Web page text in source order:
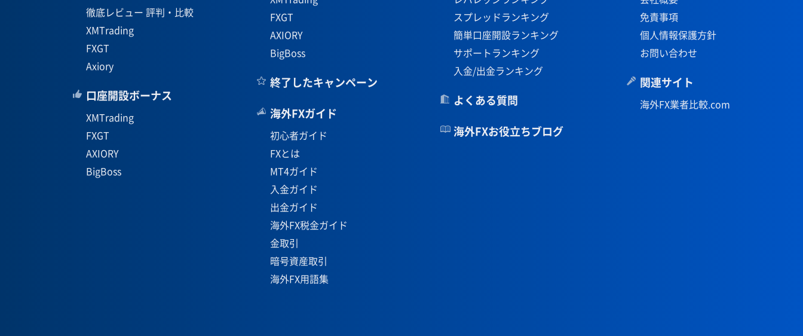
徹底レビュー 評判・比較
XMTrading
FXGT
Axiory
口座開設ボーナス
XMTrading
FXGT
AXIORY
BigBoss
FXGT
AXIORY
BigBoss
終了したキャンペーン
海外FXガイド
初心者ガイド
FXとは
MT4ガイド
入金ガイド
出金ガイド
海外FX税金ガイド
金取引
暗号資産取引
海外FX用語集
スプレッドランキング
簡単口座開設ランキング
サポートランキング
入金/出金ランキング
よくある質問
海外FXお役立ちブログ
免責事項
個人情報保護方針
お問い合わせ
関連サイト
海外FX業者比較.com